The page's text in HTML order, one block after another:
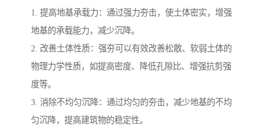
1. 提高地基承载力：通过强力夯击，使土体密实，增强
地基的承载能力，减少沉降。
2. 改善土体性质：强夯可以有效改善松散、软弱土体的
物理力学性质，如提高密度、降低孔隙比、增强抗剪强
度等。
3. 消除不均匀沉降：通过均匀的夯击，减少地基的不均
匀沉降，提高建筑物的稳定性。